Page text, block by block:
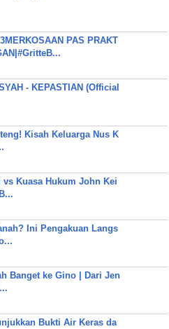
PAS PRAKT
- KEPASTIAN (Official
Kisah Keluarga Nus K
Kuasa Hukum John Kei
Ini Pengakuan Langs
Banget ke Gino | Dari Jen
Bukti Air Keras da